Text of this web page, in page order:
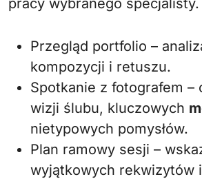
pracy wybranego specjalisty.
Przegląd portfolio –
kompozycji i retuszu.
Spotkanie z fotografem –
wizji ślubu, kluczowych
nietypowych pomysłów.
Plan ramowy sesji –
wyjątkowych rekwizytów i